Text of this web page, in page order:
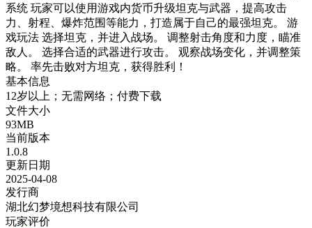
系统 玩家可以使用游戏内货币升级坦克与武器，提高攻击
力、射程、爆炸范围等能力，打造属于自己的最强坦克。 游
戏玩法 选择坦克，并进入战场。 调整射击角度和力度，瞄准
敌人。 选择合适的武器进行攻击。 观察战场变化，并调整策
略。 率先击败对方坦克，获得胜利！
基本信息
12岁以上；无需网络；付费下载
文件大小
93MB
当前版本
1.0.8
更新日期
2025-04-08
发行商
湖北幻梦境想科技有限公司
玩家评价